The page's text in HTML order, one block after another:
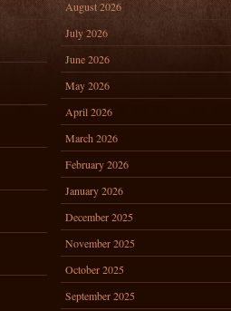
August 2026
July 2026
June 2026
May 2026
April 2026
March 2026
February 2026
January 2026
December 2025
November 2025
October 2025
September 2025